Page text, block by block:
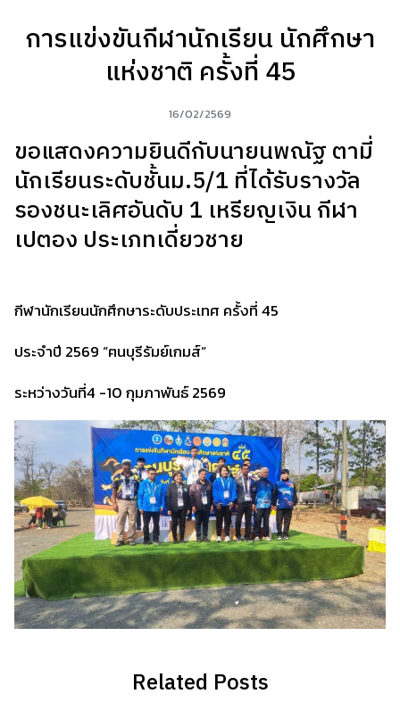
การแข่งขันกีฬานักเรียน นักศึกษา
แห่งชาติ ครั้งที่ 45
16/02/2569
ขอแสดงความยินดีกับนายนพณัฐ ตามี่
นักเรียนระดับชั้นม.5/1 ที่ได้รับรางวัล
รองชนะเลิศอันดับ 1 เหรียญเงิน กีฬา
เปตอง ประเภทเดี่ยวชาย
กีฬานักเรียนนักศึกษาระดับประเทศ ครั้งที่ 45
ประจำปี 2569 “ฅนบุรีรัมย์เกมส์”
ระหว่างวันที่4 -10 กุมภาพันธ์ 2569
Related Posts